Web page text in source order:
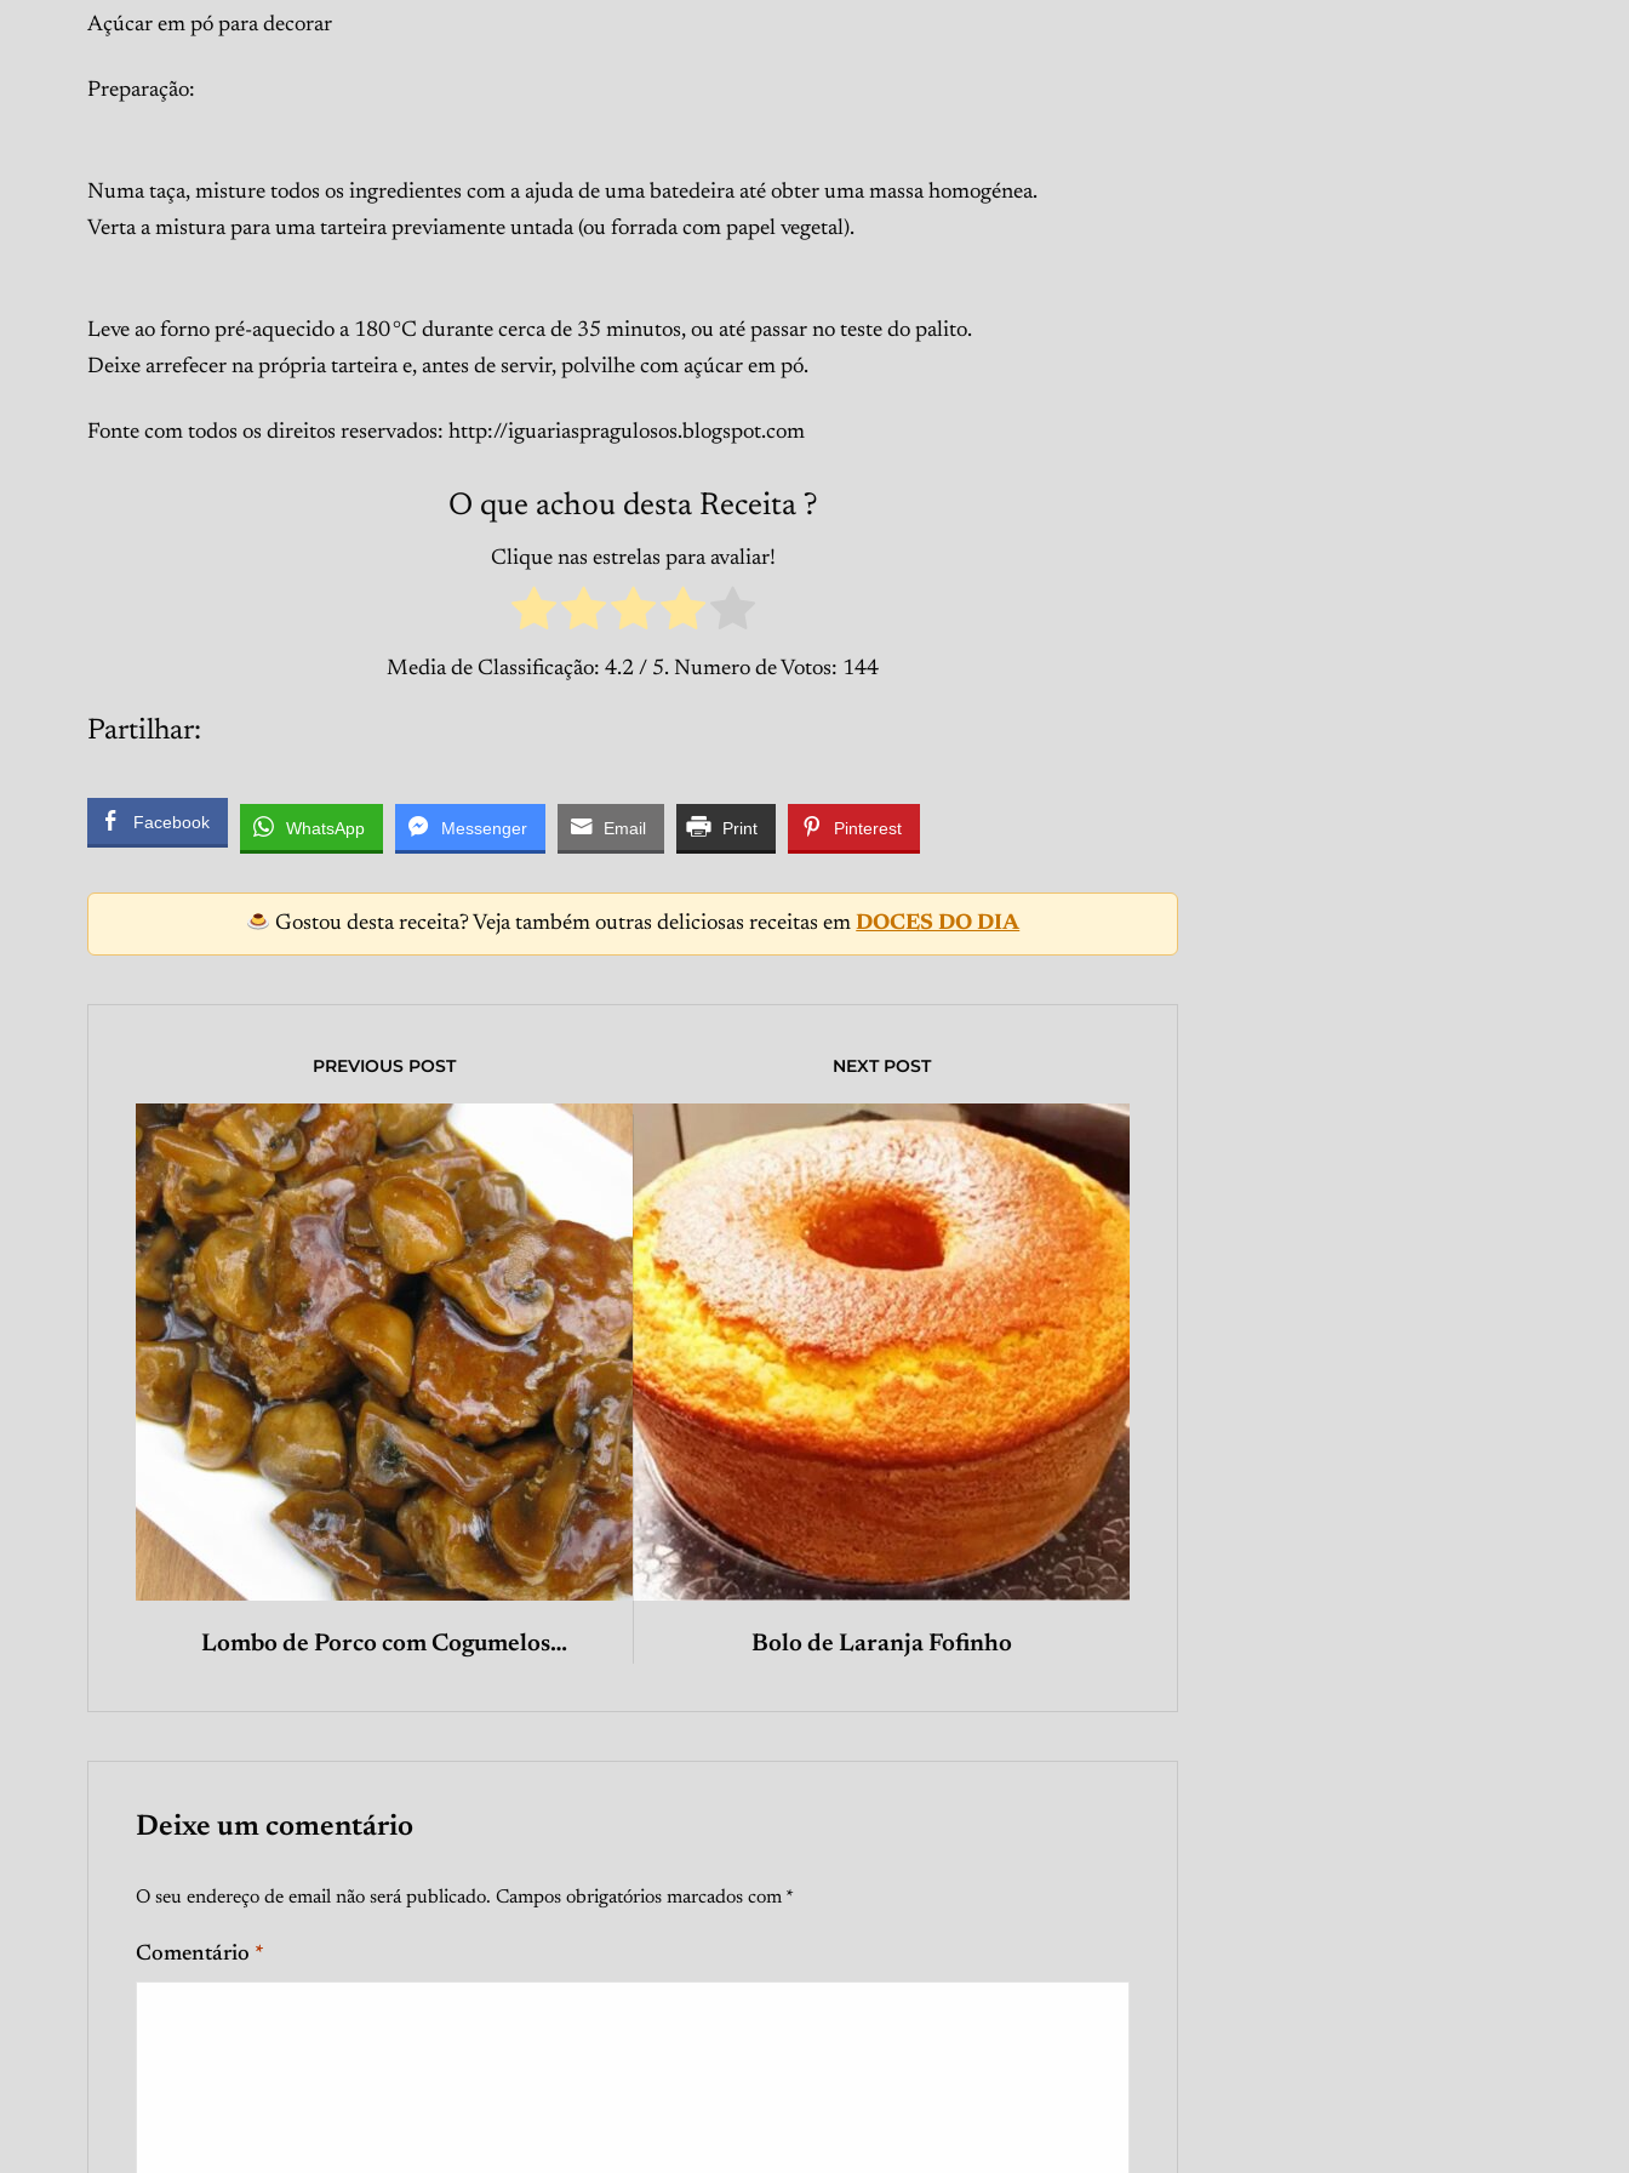
Açúcar em pó para decorar
Preparação:
Numa taça, misture todos os ingredientes com a ajuda de uma batedeira até obter uma massa homogénea.
Verta a mistura para uma tarteira previamente untada (ou forrada com papel vegetal).
Leve ao forno pré-aquecido a 180 °C durante cerca de 35 minutos, ou até passar no teste do palito.
Deixe arrefecer na própria tarteira e, antes de servir, polvilhe com açúcar em pó.
Fonte com todos os direitos reservados: http://iguariaspragulosos.blogspot.com
O que achou desta Receita ?
Clique nas estrelas para avaliar!
Media de Classificação: 4.2 / 5. Numero de Votos: 144
Partilhar:
Facebook WhatsApp Messenger Email Print Pinterest
Gostou desta receita? Veja também outras deliciosas receitas emDOCES DO DIA
PREVIOUS POST
Lombo de Porco com Cogumelos…
NEXT POST
Bolo de Laranja Fofinho
Deixe um comentário
O seu endereço de email não será publicado. Campos obrigatórios marcados com *
Comentário *